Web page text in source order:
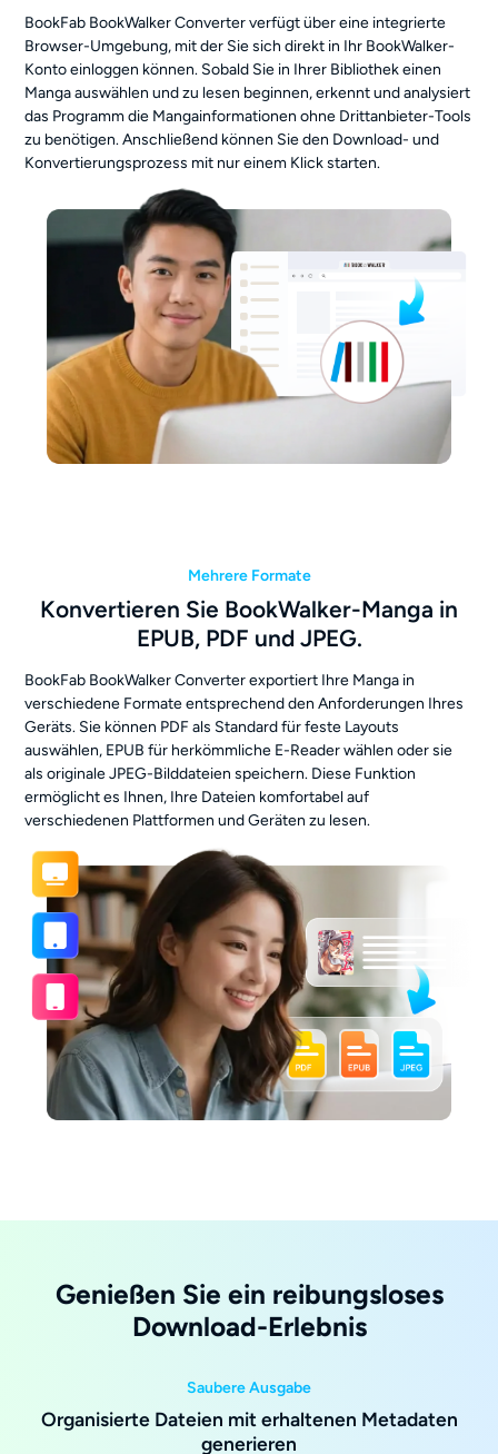
BookFab BookWalker Converter verfügt über eine integrierte
Browser-Umgebung, mit der Sie sich direkt in Ihr BookWalker-
Konto einloggen können. Sobald Sie in Ihrer Bibliothek einen
Manga auswählen und zu lesen beginnen, erkennt und analysiert
das Programm die Mangainformationen ohne Drittanbieter-Tools
zu benötigen. Anschließend können Sie den Download- und
Konvertierungsprozess mit nur einem Klick starten.
Mehrere Formate
Konvertieren Sie BookWalker-Manga in
EPUB, PDF und JPEG.
BookFab BookWalker Converter exportiert Ihre Manga in
verschiedene Formate entsprechend den Anforderungen Ihres
Geräts. Sie können PDF als Standard für feste Layouts
auswählen, EPUB für herkömmliche E-Reader wählen oder sie
als originale JPEG-Bilddateien speichern. Diese Funktion
ermöglicht es Ihnen, Ihre Dateien komfortabel auf
verschiedenen Plattformen und Geräten zu lesen.
Genießen Sie ein reibungsloses
Download-Erlebnis
Saubere Ausgabe
Organisierte Dateien mit erhaltenen Metadaten
generieren